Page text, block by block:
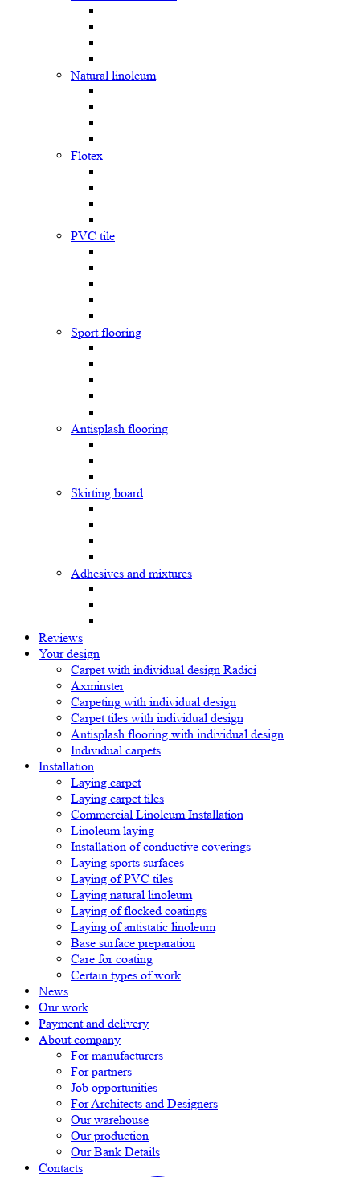
Natural linoleum
Flotex
PVC tile
Sport flooring
Antisplash flooring
Skirting board
Adhesives and mixtures
Reviews
Your design
Carpet with individual design Radici
Axminster
Carpeting with individual design
Carpet tiles with individual design
Antisplash flooring with individual design
Individual carpets
Installation
Laying carpet
Laying carpet tiles
Commercial Linoleum Installation
Linoleum laying
Installation of conductive coverings
Laying sports surfaces
Laying of PVC tiles
Laying natural linoleum
Laying of flocked coatings
Laying of antistatic linoleum
Base surface preparation
Care for coating
Certain types of work
News
Our work
Payment and delivery
About company
For manufacturers
For partners
Job opportunities
For Architects and Designers
Our warehouse
Our production
Our Bank Details
Contacts